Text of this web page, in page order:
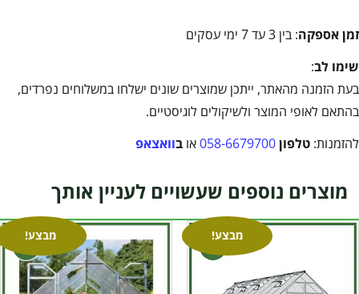
זמן אספקה: בין 3 עד 7 ימי עסקים
שימו לב:
בעת הזמנה מהאתר, ייתכן שמוצרים שונים ישלחו במשלוחים נפרדים,
בהתאם לאופי המוצר ולשיקולים לוגיסטיים.
להזמנות: טלפון058-6679700או בוואצאפ
מוצרים נוספים שעשויים לעניין אותך
מבצע! מבצע!